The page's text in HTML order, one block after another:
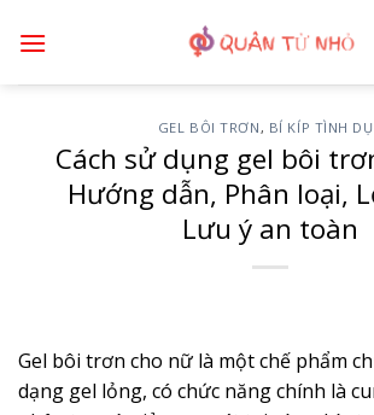
qua
GEL BÔI TRƠN, BÍ KÍP TÌNH
Cách sử dụng gel bôi
Hướng dẫn, Phân loại,
Lưu ý an toàn
Gel bôi trơn cho nữ là một chế phẩm
dạng gel lỏng, có chức năng chính là